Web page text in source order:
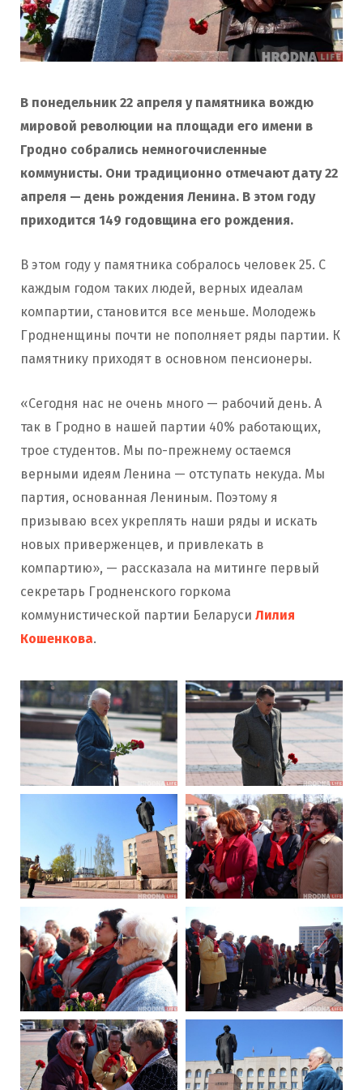
В понедельник 22 апреля у памятника вождю
мировой революции на площади его имени в
Гродно собрались немногочисленные
коммунисты. Они традиционно отмечают дату 22
апреля — день рождения Ленина. В этом году
приходится 149 годовщина его рождения.
В этом году у памятника собралось человек 25. С
каждым годом таких людей, верных идеалам
компартии, становится все меньше. Молодежь
Гродненщины почти не пополняет ряды партии. К
памятнику приходят в основном пенсионеры.
«Сегодня нас не очень много — рабочий день. А
так в Гродно в нашей партии 40% работающих,
трое студентов. Мы по-прежнему остаемся
верными идеям Ленина — отступать некуда. Мы
партия, основанная Лениным. Поэтому я
призываю всех укреплять наши ряды и искать
новых приверженцев, и привлекать в
компартию», — рассказала на митинге первый
секретарь Гродненского горкома
коммунистической партии Беларуси Лилия
Кошенкова.